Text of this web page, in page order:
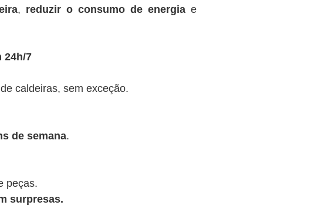
, reduzir o consumo de energia e
24h/7
caldeiras, sem exceção.
de semana.
peças.
surpresas.